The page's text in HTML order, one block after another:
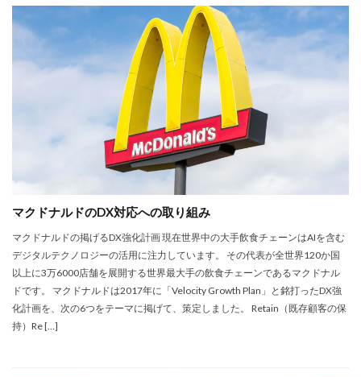
マクドナルドのDX対応への取り組み
マクドナルドの掲げるDX強化計画 現在世界中の大手飲食チェーンはAIを含む
デジタルテクノロジーの活用に注力しています。 その代表が全世界120か国
以上に3万6000店舗を展開する世界最大手の飲食チェーンであるマクドナル
ドです。 マクドナルドは2017年に「Velocity Growth Plan」と銘打ったDX強
化計画を、次の6つをテーマに掲げて、策定しました。 Retain（既存顧客の保
持）Re […]